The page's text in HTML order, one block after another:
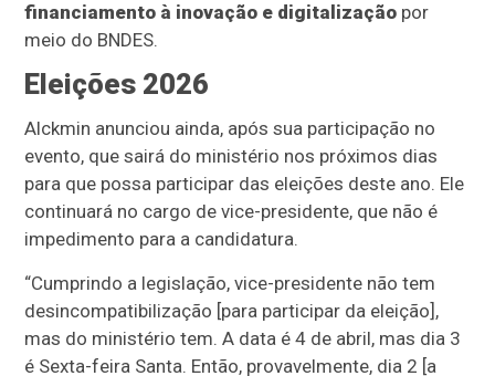
financiamento à inovação e digitalização por
meio do BNDES.
Eleições 2026
Alckmin anunciou ainda, após sua participação no
evento, que sairá do ministério nos próximos dias
para que possa participar das eleições deste ano. Ele
continuará no cargo de vice-presidente, que não é
impedimento para a candidatura.
“Cumprindo a legislação, vice-presidente não tem
desincompatibilização [para participar da eleição],
mas do ministério tem. A data é 4 de abril, mas dia 3
é Sexta-feira Santa. Então, provavelmente, dia 2 [a